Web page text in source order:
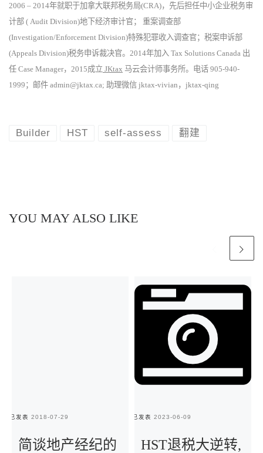
2006 – 2014年就职于加拿大联邦税务局(CRA)，先后担任中小企业税务审
计部 ( Audit Division)地下经济审计官； 重案调查部
(Investigation/Enforcement Division)特殊犯罪收入调查官；税案申诉部
(Appeals Division)税务申诉裁决官。2014年加入 Tax Solutions Canada 出
任 Case Manager，2015成立 JKtax 马云会计师事务所。电话 905-940-
1999；邮件 admin@jktax.ca; 助理微信 jktax-vivian，jktax-qing
Builder HST self-assess 翻建
YOU MAY ALSO LIKE
已发表 2018-07-29
简谈地产经纪的
已发表 2023-06-09
HST退税大逆转,